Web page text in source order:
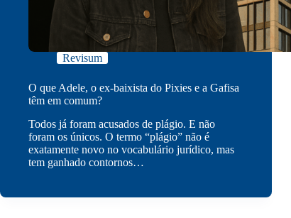
Revisum
O que Adele, o ex-baixista do Pixies e a Gafisa
têm em comum?
Todos já foram acusados de plágio. E não
foram os únicos. O termo “plágio” não é
exatamente novo no vocabulário jurídico, mas
tem ganhado contornos…